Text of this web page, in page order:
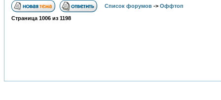
Список форумов -> Оффтоп
Страница 1006 из 1198